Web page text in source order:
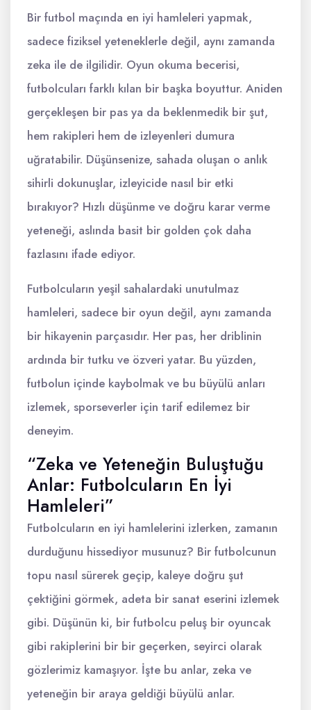
Bir futbol maçında en iyi hamleleri yapmak,
sadece fiziksel yeteneklerle değil, aynı zamanda
zeka ile de ilgilidir. Oyun okuma becerisi,
futbolcuları farklı kılan bir başka boyuttur. Aniden
gerçekleşen bir pas ya da beklenmedik bir şut,
hem rakipleri hem de izleyenleri dumura
uğratabilir. Düşünsenize, sahada oluşan o anlık
sihirli dokunuşlar, izleyicide nasıl bir etki
bırakıyor? Hızlı düşünme ve doğru karar verme
yeteneği, aslında basit bir golden çok daha
fazlasını ifade ediyor.
Futbolcuların yeşil sahalardaki unutulmaz
hamleleri, sadece bir oyun değil, aynı zamanda
bir hikayenin parçasıdır. Her pas, her driblinin
ardında bir tutku ve özveri yatar. Bu yüzden,
futbolun içinde kaybolmak ve bu büyülü anları
izlemek, sporseverler için tarif edilemez bir
deneyim.
“Zeka ve Yeteneğin Buluştuğu
Anlar: Futbolcuların En İyi
Hamleleri”
Futbolcuların en iyi hamlelerini izlerken, zamanın
durduğunu hissediyor musunuz? Bir futbolcunun
topu nasıl sürerek geçip, kaleye doğru şut
çektiğini görmek, adeta bir sanat eserini izlemek
gibi. Düşünün ki, bir futbolcu peluş bir oyuncak
gibi rakiplerini bir bir geçerken, seyirci olarak
gözlerimiz kamaşıyor. İşte bu anlar, zeka ve
yeteneğin bir araya geldiği büyülü anlar.